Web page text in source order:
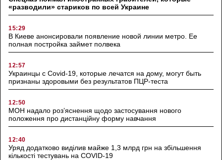
«разводили» стариков по всей Украине
15:29
В Киеве анонсировали появление новой линии метро. Ее
полная постройка займет полвека
12:57
Украинцы с Covid-19, которые лечатся на дому, могут быть
признаны здоровыми без результатов ПЦР-теста
12:50
МОН надало роз’яснення щодо застосування нового
положення про дистанційну форму навчання
12:40
Уряд додатково виділив майже 1,3 млрд грн на збільшення
кількості тестувань на COVID-19